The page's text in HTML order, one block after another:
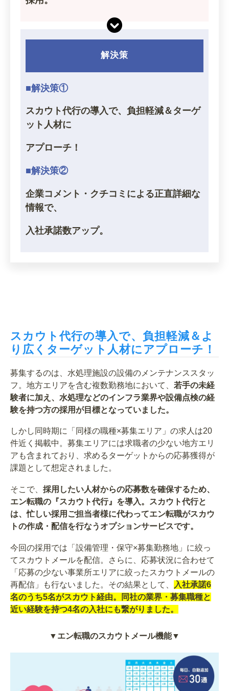
解決策
■解決策①
スカウト代行の導入で、負担軽減＆ターゲ
ット人材に
アプローチ！
■解決策②
企業コメント・クチコミによる正直詳細な
情報で、
入社承諾数アップ。
スカウト代行の導入で、負担軽減＆よ
り広くターゲット人材にアプローチ！
募集するのは、水処理施設の設備のメンテナンススタッ
フ。地方エリアを含む複数勤務地において、 若手の未経
験者に加え、水処理などのインフラ業界や設備点検の経
験を持つ方の採用が目標となっていました。
しかし同時期に「同様の職種×募集エリア」の求人は20
件近く掲載中。募集エリアには求職者の少ない地方エリ
アも含まれており、求めるターゲットからの応募獲得が
課題として想定されました。
そこで、 採用したい人材からの応募数を確保するため、
エン転職の『スカウト代行』を導入。スカウト代行と
は、忙しい採用ご担当者様に代わってエン転職がスカウ
トの作成・配信を行なうオプションサービスです。
今回の採用では「設備管理・保守×募集勤務地」に絞っ
てスカウトメールを配信。さらに、応募状況に合わせて
「応募の少ない事業所エリアに絞ったスカウトメールの
再配信」も行ないました。その結果として、
入社承諾6
名のうち5名がスカウト経由。同社の業界・募集職種と
近い経験を持つ4名の入社にも繋がりました。
▼エン転職のスカウトメール機能▼